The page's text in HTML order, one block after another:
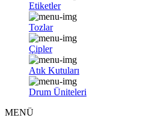
Etiketler
Tozlar
Çipler
Atık Kutuları
Drum Üniteleri
MENÜ